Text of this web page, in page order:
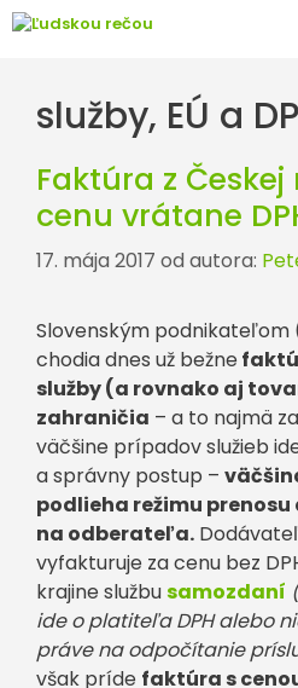
Preskočiť
služby, EÚ a
Faktúra z
cenu vrátane
17. mája 2017 od autora:
Slovenským
chodia dnes už bežne
služby (a rovnako aj
zahraničia – a to najmä
väčšine prípadov služieb
a správny postup –
podlieha režimu
na odberateľa.
vyfakturuje za cenu bez
krajine službusamozdaní
ide o platiteľa DPH alebo
práve na odpočítanie
však príde faktúra s